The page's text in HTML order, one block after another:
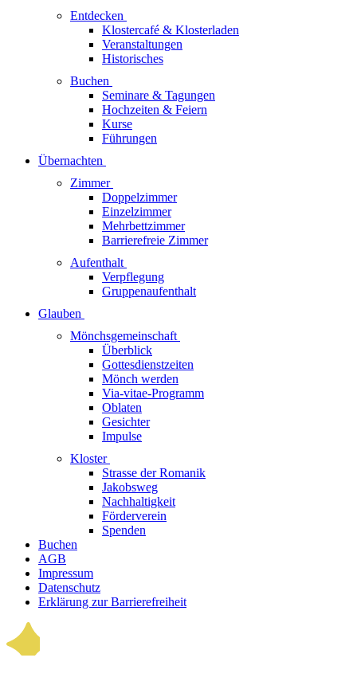
Entdecken
Klostercafé & Klosterladen
Veranstaltungen
Historisches
Buchen
Seminare & Tagungen
Hochzeiten & Feiern
Kurse
Führungen
Übernachten
Zimmer
Doppelzimmer
Einzelzimmer
Mehrbettzimmer
Barrierefreie Zimmer
Aufenthalt
Verpflegung
Gruppenaufenthalt
Glauben
Mönchsgemeinschaft
Überblick
Gottesdienstzeiten
Mönch werden
Via-vitae-Programm
Oblaten
Gesichter
Impulse
Kloster
Strasse der Romanik
Jakobsweg
Nachhaltigkeit
Förderverein
Spenden
Buchen
AGB
Impressum
Datenschutz
Erklärung zur Barrierefreiheit